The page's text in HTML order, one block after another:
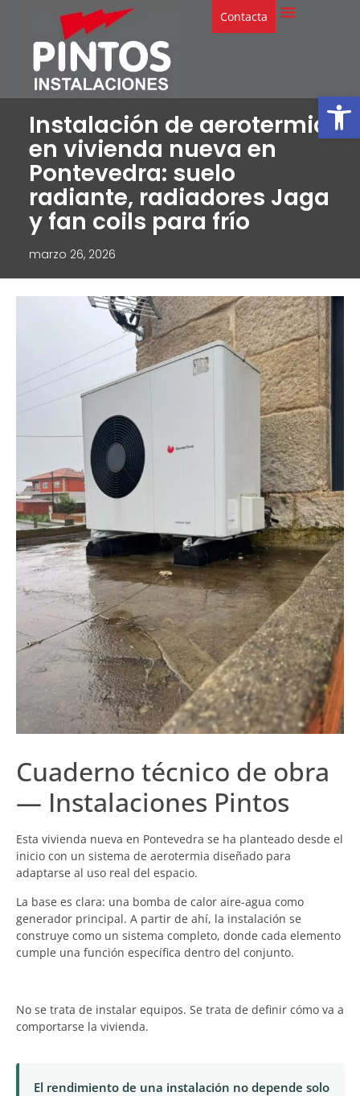
Abrir
Contacta
Instalación de aerotermia
en vivienda nueva en
Pontevedra: suelo
radiante, radiadores Jaga
y fan coils para frío
marzo 26, 2026
Cuaderno técnico de obra
— Instalaciones Pintos
Esta vivienda nueva en Pontevedra se ha planteado desde el
inicio con un sistema de aerotermia diseñado para
adaptarse al uso real del espacio.
La base es clara: una bomba de calor aire-agua como
generador principal. A partir de ahí, la instalación se
construye como un sistema completo, donde cada elemento
cumple una función específica dentro del conjunto.
No se trata de instalar equipos. Se trata de definir cómo va a
comportarse la vivienda.
El rendimiento de una instalación no depende solo